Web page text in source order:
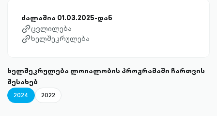
ძალაშია 01.03.2025-დან
link-diagonal-outlined
ცვლილება
link-diagonal-outlined
ხელშეკრულება
ხელშეკრულება ლოიალობის პროგრამაში ჩართვის
შესახებ
2024 2022